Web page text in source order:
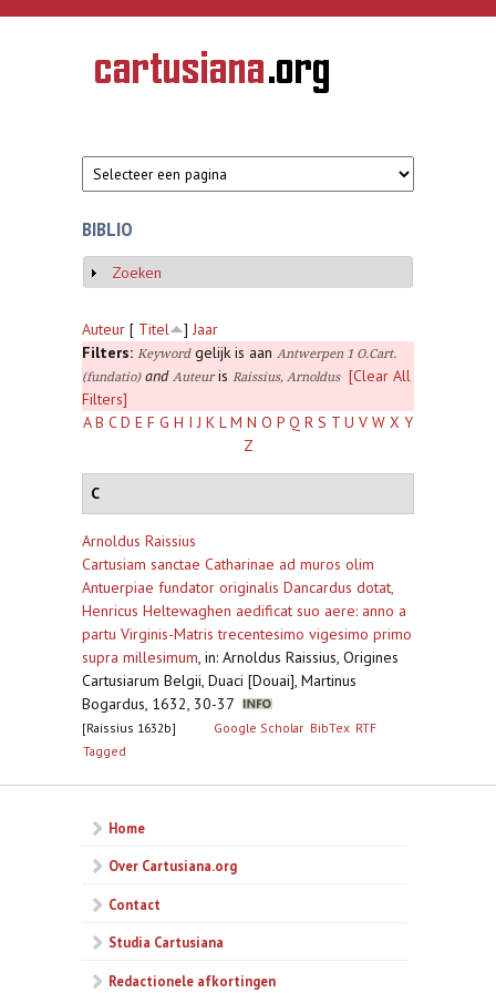
Overslaan en naar de inhoud gaan
CARTUSIANA
Geschiedenis
van de
BIBLIO
Weergeven
Zoeken
Auteur [ Titel ] Jaar
Filters: Keywordgelijk is aan Antwerpen 1 O.Cart.
(fundatio)and Auteuris Raissius, Arnoldus
[Clear All
Filters]
A B C D E F G H I J K L M N O P Q R S T U V W X Y
Z
C
Arnoldus Raissius
Cartusiam sanctae Catharinae ad muros olim
Antuerpiae fundator originalis Dancardus dotat,
Henricus Heltewaghen aedificat suo aere: anno a
partu Virginis-Matris trecentesimo vigesimo primo
supra millesimum, in: Arnoldus Raissius, Origines
Cartusiarum Belgii, Duaci [Douai], Martinus
Bogardus, 1632, 30-37
[Raissius 1632b] Google Scholar BibTex RTF
Tagged
Home
Over Cartusiana.org
Contact
Studia Cartusiana
Redactionele afkortingen